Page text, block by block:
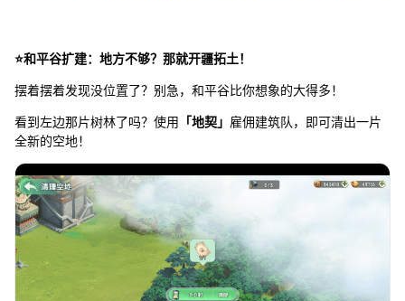
⭐和平谷扩建：地方不够？那就开疆拓土！
摆着摆着发现没位置了？别急，和平谷比你想象的大得多！
看到左边那片树林了吗？使用 「地契」 雇佣建筑队，即可清出一片
全新的空地！